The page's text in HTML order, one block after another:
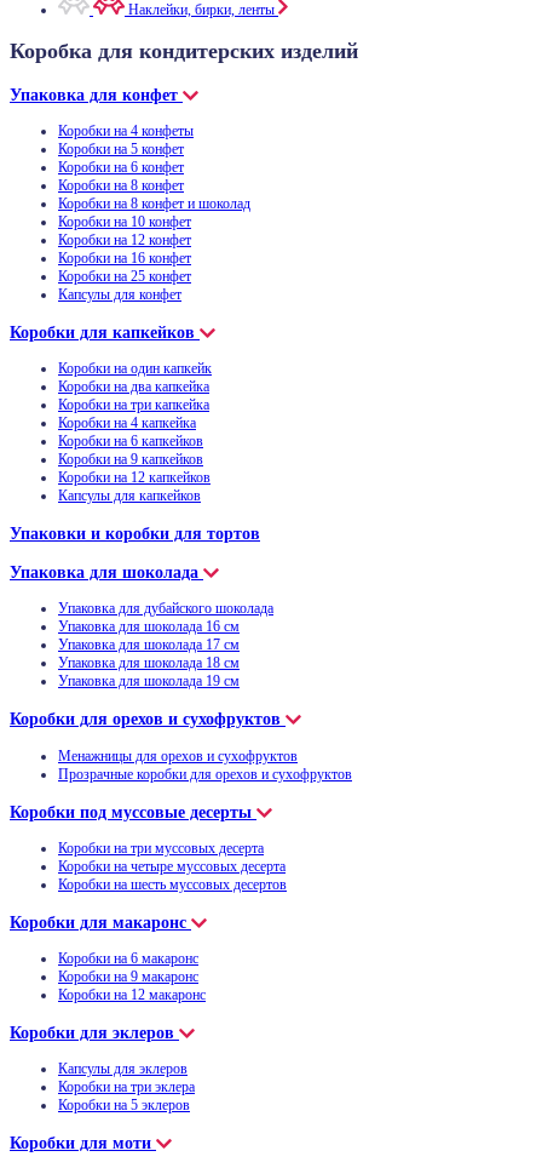
Наклейки, бирки, ленты
Коробка для кондитерских изделий
Упаковка для конфет
Коробки на 4 конфеты
Коробки на 5 конфет
Коробки на 6 конфет
Коробки на 8 конфет
Коробки на 8 конфет и шоколад
Коробки на 10 конфет
Коробки на 12 конфет
Коробки на 16 конфет
Коробки на 25 конфет
Капсулы для конфет
Коробки для капкейков
Коробки на один капкейк
Коробки на два капкейка
Коробки на три капкейка
Коробки на 4 капкейка
Коробки на 6 капкейков
Коробки на 9 капкейков
Коробки на 12 капкейков
Капсулы для капкейков
Упаковки и коробки для тортов
Упаковка для шоколада
Упаковка для дубайского шоколада
Упаковка для шоколада 16 см
Упаковка для шоколада 17 см
Упаковка для шоколада 18 см
Упаковка для шоколада 19 см
Коробки для орехов и сухофруктов
Менажницы для орехов и сухофруктов
Прозрачные коробки для орехов и сухофруктов
Коробки под муссовые десерты
Коробки на три муссовых десерта
Коробки на четыре муссовых десерта
Коробки на шесть муссовых десертов
Коробки для макаронс
Коробки на 6 макаронс
Коробки на 9 макаронс
Коробки на 12 макаронс
Коробки для эклеров
Капсулы для эклеров
Коробки на три эклера
Коробки на 5 эклеров
Коробки для моти